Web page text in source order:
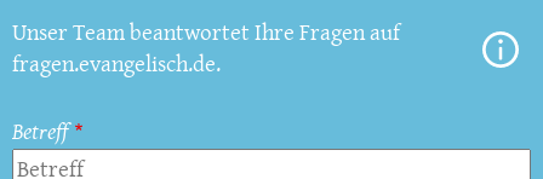
Unser Team beantwortet Ihre Fragen auf
fragen.evangelisch.de.
Betreff